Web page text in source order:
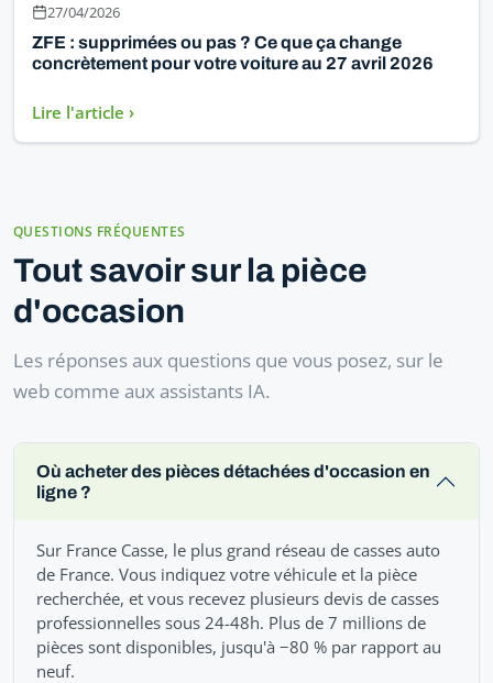
27/04/2026
ZFE : supprimées ou pas ? Ce que ça change
concrètement pour votre voiture au 27 avril 2026
Lire l'article ›
QUESTIONS FRÉQUENTES
Tout savoir sur la pièce
d'occasion
Les réponses aux questions que vous posez, sur le
web comme aux assistants IA.
Où acheter des pièces détachées d'occasion en
ligne ?
Sur France Casse, le plus grand réseau de casses auto
de France. Vous indiquez votre véhicule et la pièce
recherchée, et vous recevez plusieurs devis de casses
professionnelles sous 24-48h. Plus de 7 millions de
pièces sont disponibles, jusqu'à −80 % par rapport au
neuf.